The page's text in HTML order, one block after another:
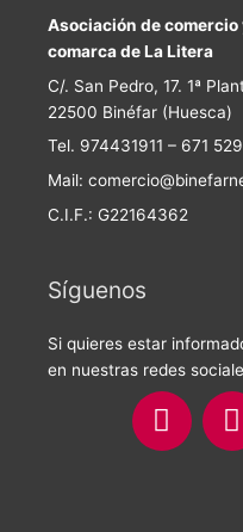
Asociación de
comarca de La Litera
C/. San Pedro, 17. 1ª
22500 Binéfar (Huesca)
Tel. 974431911 – 671
Mail:
C.I.F.: G22164362
Síguenos
Si quieres estar
en nuestras redes
F
a
I